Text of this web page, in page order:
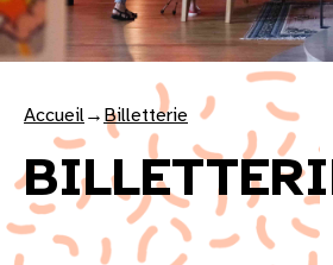
voir le programme
Accueil→ Billetterie